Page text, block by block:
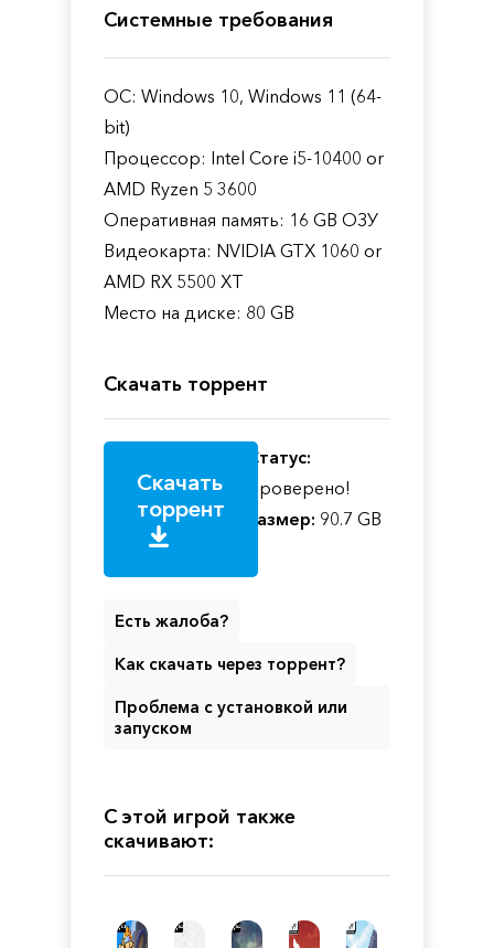
Системные требования
ОС: Windows 10, Windows 11 (64-
bit)
Процессор: Intel Core i5-10400 or
AMD Ryzen 5 3600
Оперативная память: 16 GB ОЗУ
Видеокарта: NVIDIA GTX 1060 or
AMD RX 5500 XT
Место на диске: 80 GB
Скачать торрент
Скачать
торрент
Статус:
Проверено!
Размер: 90.7 GB
Есть жалоба?
Как скачать через торрент?
Проблема с установкой или
запуском
С этой игрой также
скачивают: